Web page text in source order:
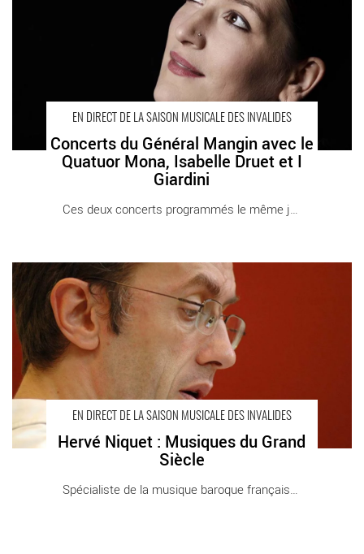
EN DIRECT DE LA SAISON MUSICALE DES INVALIDES
Concerts du Général Mangin avec le
Quatuor Mona, Isabelle Druet et I
Giardini
Ces deux concerts programmés le même jour [...]
EN DIRECT DE LA SAISON MUSICALE DES INVALIDES
Hervé Niquet : Musiques du Grand
Siècle
Hervé Niquet : Musiques du Grand Siècle - Critique sortie
Classique / Opéra Paris Cathédrale Saint-Louis des Invalides